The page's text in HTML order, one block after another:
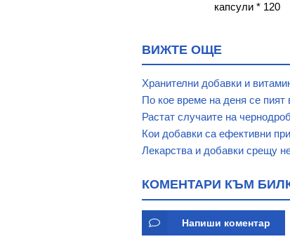
капсули * 120
ВИЖТЕ ОЩЕ
Хранителни добавки и
По кое време на деня се пият
Растат случаите на
Кои добавки са ефективни
Лекарства и добавки срещу
КОМЕНТАРИ КЪМ
Напиши коментар